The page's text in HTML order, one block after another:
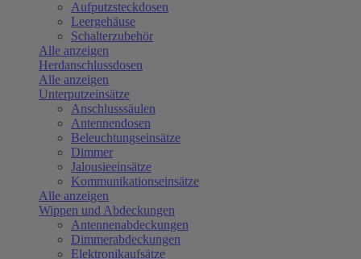
Aufputzsteckdosen
Leergehäuse
Schalterzubehör
Alle anzeigen
Herdanschlussdosen
Alle anzeigen
Unterputzeinsätze
Anschlusssäulen
Antennendosen
Beleuchtungseinsätze
Dimmer
Jalousieeinsätze
Kommunikationseinsätze
Alle anzeigen
Wippen und Abdeckungen
Antennenabdeckungen
Dimmerabdeckungen
Elektronikaufsätze